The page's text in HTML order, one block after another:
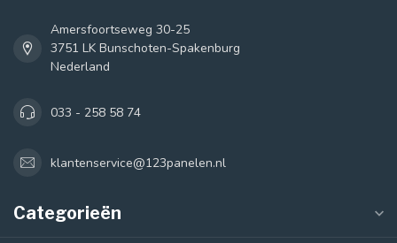
Amersfoortseweg 30-25
3751 LK Bunschoten-Spakenburg
Nederland
033 - 258 58 74
klantenservice@123panelen.nl
Categorieën